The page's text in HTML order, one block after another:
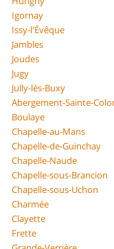
Igornay
Issy-l'Évêque
Jambles
Joudes
Jugy
Jully-lès-Buxy
Abergement-Sainte-
Boulaye
Chapelle-au-Mans
Chapelle-de-Guinchay
Chapelle-Naude
Chapelle-sous-Brancion
Chapelle-sous-Uchon
Charmée
Clayette
Frette